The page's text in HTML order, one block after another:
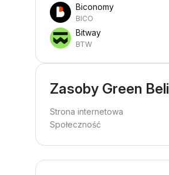
Biconomy
BICO
Bitway
BTW
Zasoby Green Beli
Strona internetowa
Społeczność